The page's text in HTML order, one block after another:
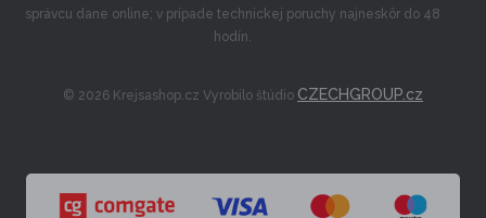
správcu dane online; v prípade technickej poruchy najneskôr do 48
hodín.
© 2026 Krejsashop.cz Vyrobilo štúdio CZECHGROUP.cz